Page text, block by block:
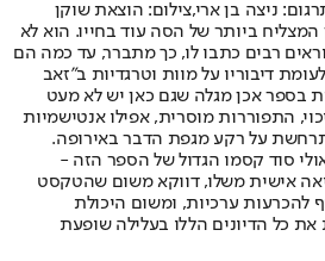
ניצה בן ארי,צילום: הוצאת שוקן
המצליח ביותר של הסה עוד בחייו. הוא לא
רבים כתבו לו, כך מתברר, עד כמה הם
דיבוריו על מוות וטרגדיות ב"זאב
בספר אכן מגלה שגם כאן יש לא מעט
התפוררות מוסרית, אפילו אנטישמיות
על רקע מגפת הדבר באירופה.
סוד קסמו הגדול של הספר הזה -
אישית משלו, דווקא משום שהטקסט
להכרעות ערכיות, ומשום היכולת
כל הדיונים הללו בעלילה שופעת